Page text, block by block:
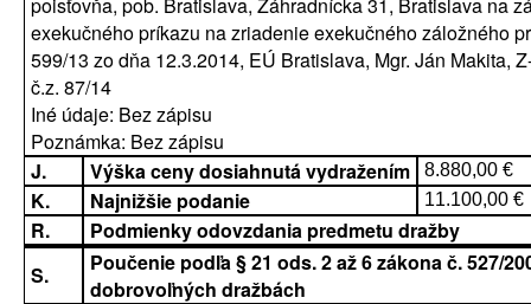
exekučného príkazu na zriadenie exekučného záložného
599/13 zo dňa 12.3.2014, EÚ Bratislava, Mgr. Ján Makita,
č.z. 87/14
Iné údaje: Bez zápisu
Poznámka: Bez zápisu
J.
Výška ceny dosiahnutá vydražením 8.880,00 €
K. Najnižšie podanie 11.100,00 €
R.
Podmienky odovzdania predmetu dražby
S.
Poučenie podľa § 21 ods. 2 až 6 zákona č. 527/
dobrovoľných dražbách